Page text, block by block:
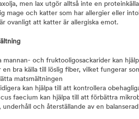
men lax utgör alltså inte en
mage och katter som har allergier eller
ovanligt att katter är allergiska emot.
mannan- och fruktooligosackarider kan
en bra källa till löslig fiber, vilket fungerar
matsmältningen
kan hjälpa till att kontrollera
faecium kan hjälpa till att förbättra
underhåll och återställande av en